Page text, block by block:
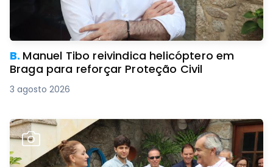
B. Manuel Tibo reivindica helicóptero em
Braga para reforçar Proteção Civil
3 agosto 2026